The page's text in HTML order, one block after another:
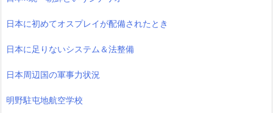
日本に初めてオスプレイが配備されたとき
日本に足りないシステム＆法整備
日本周辺国の軍事力状況
明野駐屯地航空学校